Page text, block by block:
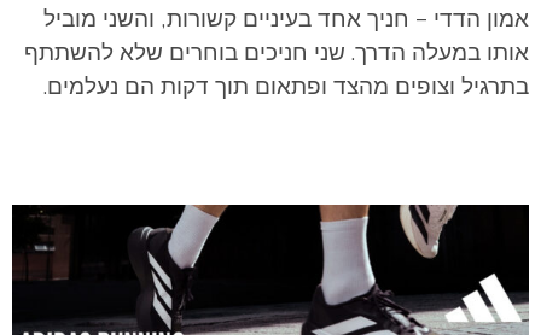
אמון הדדי – חניך אחד בעיניים קשורות, והשני מוביל
אותו במעלה הדרך. שני חניכים בוחרים שלא להשתתף
בתרגיל וצופים מהצד ופתאום תוך דקות הם נעלמים.